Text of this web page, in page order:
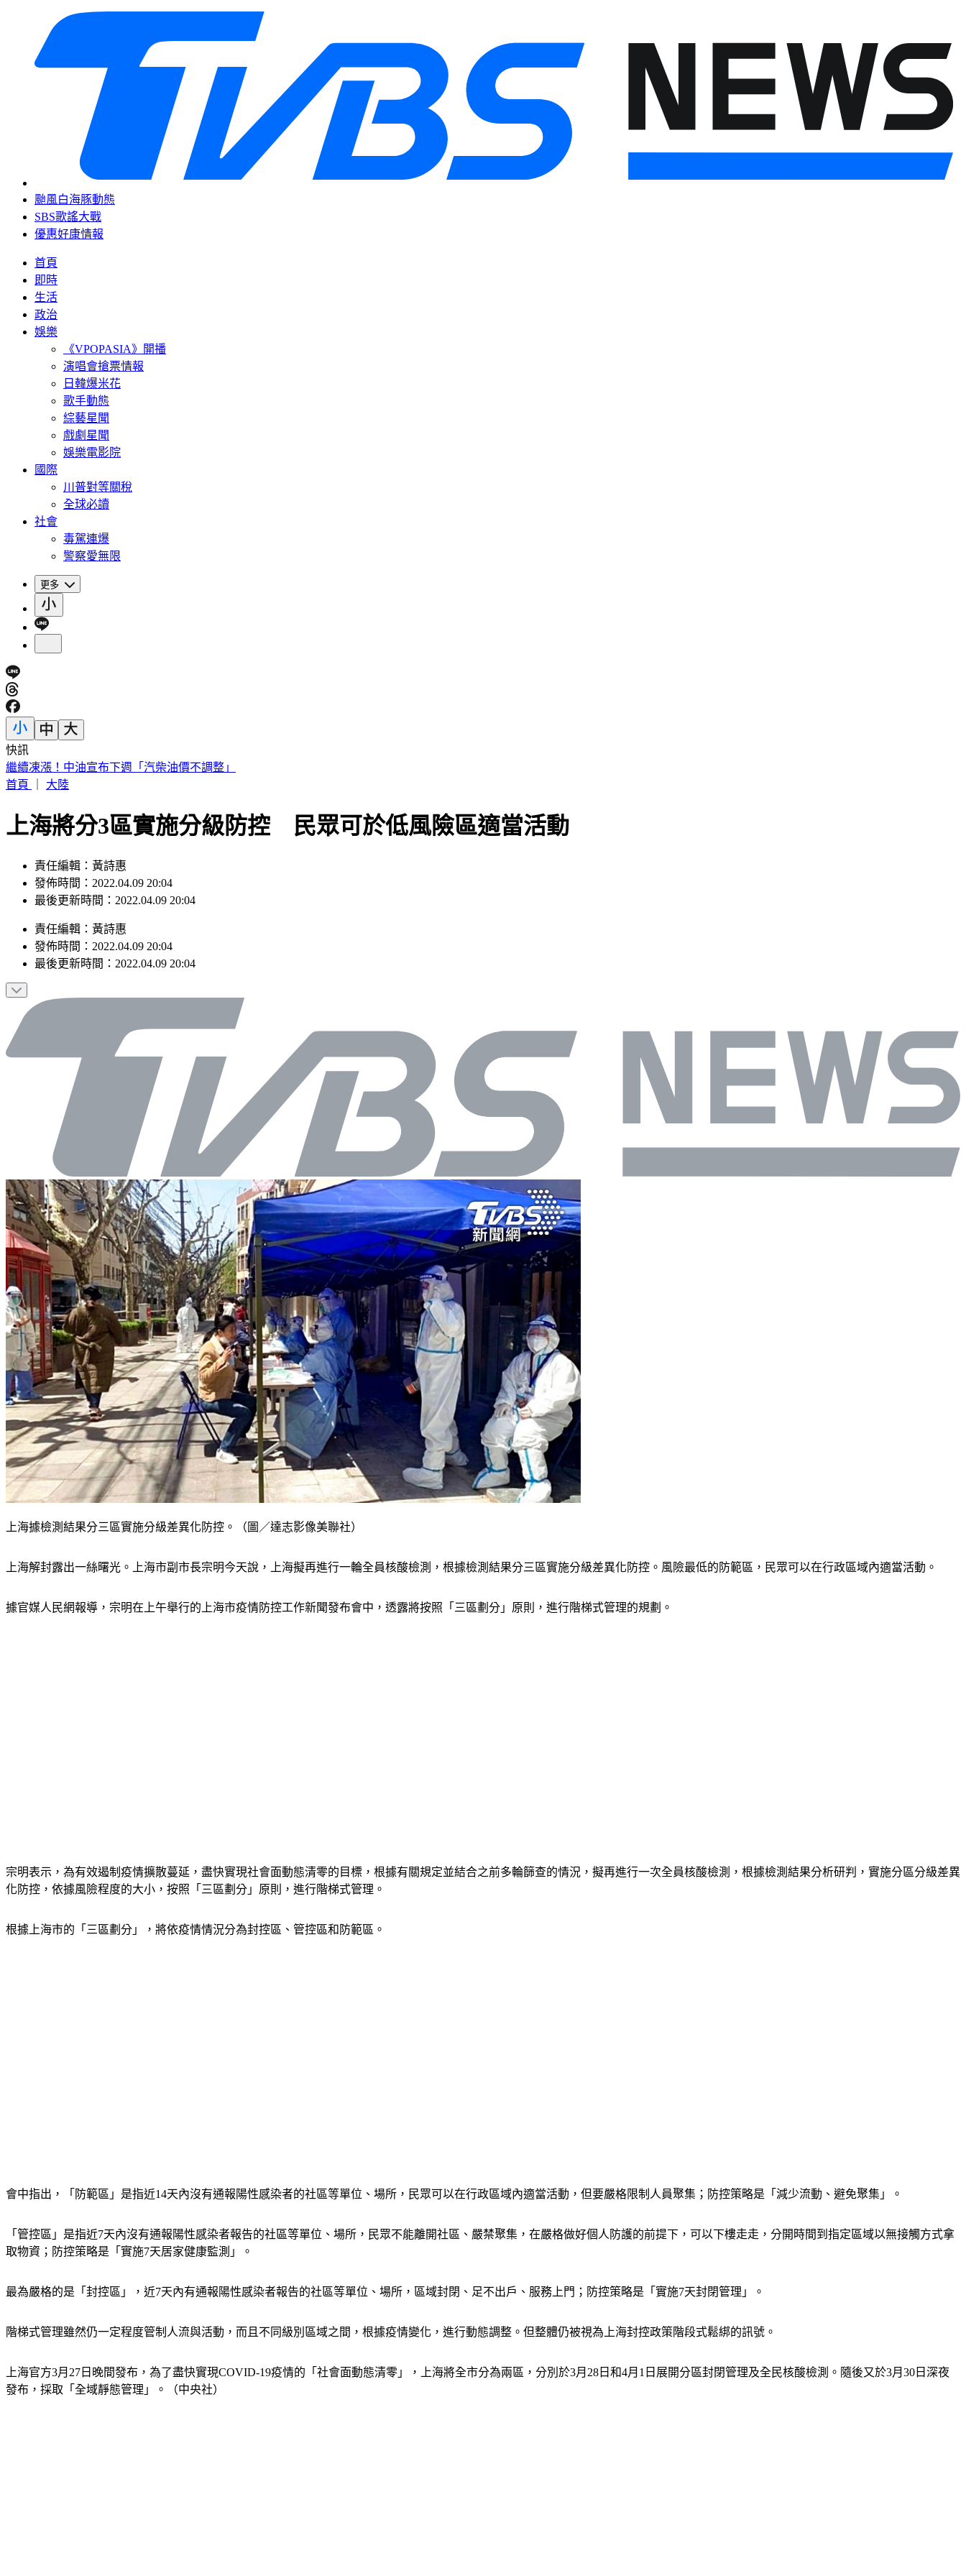
颱風白海豚動態
SBS歌謠大戰
優惠好康情報
首頁
即時
生活
政治
娛樂
《VPOPASIA》開播
演唱會搶票情報
日韓爆米花
歌手動態
綜藝星聞
戲劇星聞
娛樂電影院
國際
川普對等關稅
全球必讀
社會
毒駕連爆
警察愛無限
更多
快訊
繼續凍漲！中油宣布下週「汽柴油價不調整」
首頁
大陸
上海將分3區實施分級防控 民眾可於低風險區適當活動
責任編輯：黃詩惠
發佈時間：2022.04.09 20:04
最後更新時間：2022.04.09 20:04
責任編輯 ： 黃詩惠
發佈時間： 2022.04.09 20:04
最後更新時間： 2022.04.09 20:04
上海據檢測結果分三區實施分級差異化防控。（圖／達志影像美聯社）
上海解封露出一絲曙光。上海市副市長宗明今天說，上海擬再進行一輪全員核酸檢測，根據檢測結果分三區實施分級差異化防控。風險最低的防範區，民眾可以在行政區域內適當活動。
據官媒人民網報導，宗明在上午舉行的上海市疫情防控工作新聞發布會中，透露將按照「三區劃分」原則，進行階梯式管理的規劃。
宗明表示，為有效遏制疫情擴散蔓延，盡快實現社會面動態清零的目標，根據有關規定並結合之前多輪篩查的情況，擬再進行一次全員核酸檢測，根據檢測結果分析研判，實施分區分級差異
化防控，依據風險程度的大小，按照「三區劃分」原則，進行階梯式管理。
根據上海市的「三區劃分」，將依疫情情況分為封控區、管控區和防範區。
會中指出，「防範區」是指近14天內沒有通報陽性感染者的社區等單位、場所，民眾可以在行政區域內適當活動，但要嚴格限制人員聚集；防控策略是「減少流動、避免聚集」。
「管控區」是指近7天內沒有通報陽性感染者報告的社區等單位、場所，民眾不能離開社區、嚴禁聚集，在嚴格做好個人防護的前提下，可以下樓走走，分開時間到指定區域以無接觸方式拿
取物資；防控策略是「實施7天居家健康監測」。
最為嚴格的是「封控區」，近7天內有通報陽性感染者報告的社區等單位、場所，區域封閉、足不出戶、服務上門；防控策略是「實施7天封閉管理」。
階梯式管理雖然仍一定程度管制人流與活動，而且不同級別區域之間，根據疫情變化，進行動態調整。但整體仍被視為上海封控政策階段式鬆綁的訊號。
上海官方3月27日晚間發布，為了盡快實現COVID-19疫情的「社會面動態清零」，上海將全市分為兩區，分別於3月28日和4月1日展開分區封閉管理及全民核酸檢測。隨後又於3月30日深夜
發布，採取「全域靜態管理」。（中央社）